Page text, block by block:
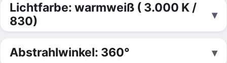
Lichtfarbe: warmweiß ( 3.000 K /
830)
Abstrahlwinkel: 360°